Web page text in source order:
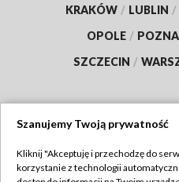
KRAKÓW / LUBLIN /
OPOLE /
SZCZECIN /
Szanujemy Twoją prywatność
Kliknij "Akceptuję i przechodzę do
korzystanie z technologii